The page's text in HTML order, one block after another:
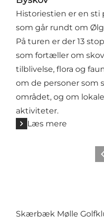
Historiestien er en sti
som går rundt om
På turen er der 13
som fortæller om
tilblivelse, flora og
om de personer som
området, og om
aktiviteter.
Læs mere
Skærbæk Mølle